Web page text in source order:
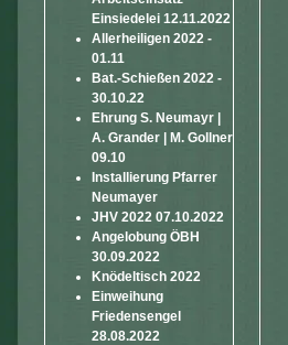
Einsiedelei 12.11.2022
Allerheiligen 2022 -
01.11
Bat.-Schießen 2022 -
30.10.22
Ehrung S. Neumayr |
A. Grander | M. Gollner
09.10
Installierung Pfarrer
Neumayer
JHV 2022 07.10.2022
Angelobung ÖBH
30.09.2022
Knödeltisch 2022
Einweihung
Friedensengel
28.08.2022